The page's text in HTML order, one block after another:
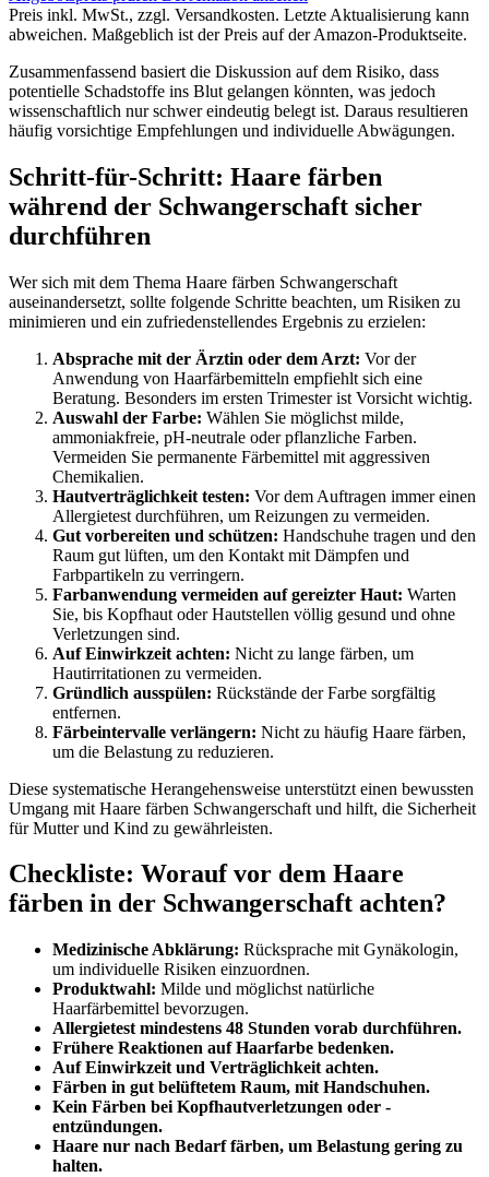
Preis inkl. MwSt., zzgl. Versandkosten. Letzte Aktualisierung kann
abweichen. Maßgeblich ist der Preis auf der Amazon-Produktseite.
Zusammenfassend basiert die Diskussion auf dem Risiko, dass
potentielle Schadstoffe ins Blut gelangen könnten, was jedoch
wissenschaftlich nur schwer eindeutig belegt ist. Daraus resultieren
häufig vorsichtige Empfehlungen und individuelle Abwägungen.
Schritt-für-Schritt: Haare färben
während der Schwangerschaft sicher
durchführen
Wer sich mit dem Thema Haare färben Schwangerschaft
auseinandersetzt, sollte folgende Schritte beachten, um Risiken zu
minimieren und ein zufriedenstellendes Ergebnis zu erzielen:
Absprache mit der Ärztin oder dem Arzt: Vor der
Anwendung von Haarfärbemitteln empfiehlt sich eine
Beratung. Besonders im ersten Trimester ist Vorsicht wichtig.
Auswahl der Farbe: Wählen Sie möglichst milde,
ammoniakfreie, pH-neutrale oder pflanzliche Farben.
Vermeiden Sie permanente Färbemittel mit aggressiven
Chemikalien.
Hautverträglichkeit testen: Vor dem Auftragen immer einen
Allergietest durchführen, um Reizungen zu vermeiden.
Gut vorbereiten und schützen: Handschuhe tragen und den
Raum gut lüften, um den Kontakt mit Dämpfen und
Farbpartikeln zu verringern.
Farbanwendung vermeiden auf gereizter Haut: Warten
Sie, bis Kopfhaut oder Hautstellen völlig gesund und ohne
Verletzungen sind.
Auf Einwirkzeit achten: Nicht zu lange färben, um
Hautirritationen zu vermeiden.
Gründlich ausspülen: Rückstände der Farbe sorgfältig
entfernen.
Färbeintervalle verlängern: Nicht zu häufig Haare färben,
um die Belastung zu reduzieren.
Diese systematische Herangehensweise unterstützt einen bewussten
Umgang mit Haare färben Schwangerschaft und hilft, die Sicherheit
für Mutter und Kind zu gewährleisten.
Checkliste: Worauf vor dem Haare
färben in der Schwangerschaft achten?
Medizinische Abklärung: Rücksprache mit Gynäkologin,
um individuelle Risiken einzuordnen.
Produktwahl: Milde und möglichst natürliche
Haarfärbemittel bevorzugen.
Allergietest mindestens 48 Stunden vorab durchführen.
Frühere Reaktionen auf Haarfarbe bedenken.
Auf Einwirkzeit und Verträglichkeit achten.
Färben in gut belüftetem Raum, mit Handschuhen.
Kein Färben bei Kopfhautverletzungen oder -
entzündungen.
Haare nur nach Bedarf färben, um Belastung gering zu
halten.